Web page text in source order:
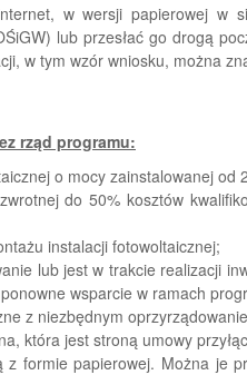
w wersji papierowej w
lub przesłać go drogą
w tym wzór wniosku, można
rząd programu:
o mocy zainstalowanej od
do 50% kosztów
instalacji fotowoltaicznej;
lub jest w trakcie realizacji
wsparcie w ramach
z niezbędnym
która jest stroną umowy
z formie papierowej. Można je